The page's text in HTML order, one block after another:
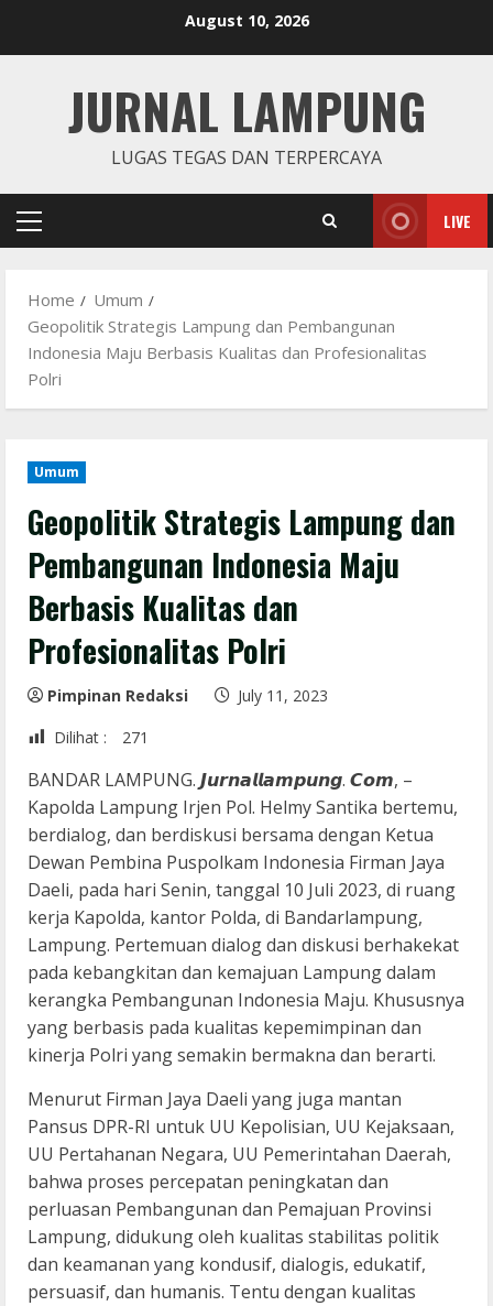
August 10, 2026
JURNAL LAMPUNG
LUGAS TEGAS DAN TERPERCAYA
Primary
LIVE
Home
Umum
Geopolitik Strategis Lampung dan Pembangunan
Indonesia Maju Berbasis Kualitas dan Profesionalitas
Polri
Umum
Geopolitik Strategis Lampung dan
Pembangunan Indonesia Maju
Berbasis Kualitas dan
Profesionalitas Polri
Pimpinan Redaksi
July 11, 2023
Dilihat :
271
BANDAR LAMPUNG. 𝙅𝙪𝙧𝙣𝙖𝙡𝙡𝙖𝙢𝙥𝙪𝙣𝙜. 𝘾𝙤𝙢, –
Kapolda Lampung Irjen Pol. Helmy Santika bertemu,
berdialog, dan berdiskusi bersama dengan Ketua
Dewan Pembina Puspolkam Indonesia Firman Jaya
Daeli, pada hari Senin, tanggal 10 Juli 2023, di ruang
kerja Kapolda, kantor Polda, di Bandarlampung,
Lampung. Pertemuan dialog dan diskusi berhakekat
pada kebangkitan dan kemajuan Lampung dalam
kerangka Pembangunan Indonesia Maju. Khususnya
yang berbasis pada kualitas kepemimpinan dan
kinerja Polri yang semakin bermakna dan berarti.
Menurut Firman Jaya Daeli yang juga mantan
Pansus DPR-RI untuk UU Kepolisian, UU Kejaksaan,
UU Pertahanan Negara, UU Pemerintahan Daerah,
bahwa proses percepatan peningkatan dan
perluasan Pembangunan dan Pemajuan Provinsi
Lampung, didukung oleh kualitas stabilitas politik
dan keamanan yang kondusif, dialogis, edukatif,
persuasif, dan humanis. Tentu dengan kualitas